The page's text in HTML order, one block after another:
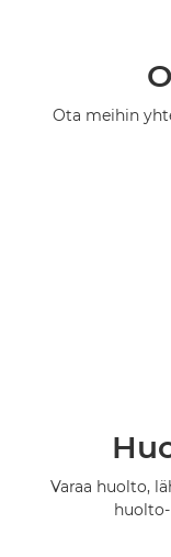
Ota meihin
Varaa huolto,